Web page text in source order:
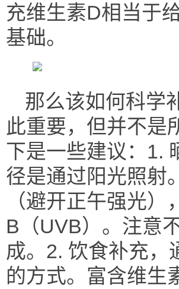
充维生素D相当于
基础。
那么该如何科学
此重要，但并不是
下是一些建议：1.
径是通过阳光照射
（避开正午强光
B（UVB）。注意
成。2. 饮食补充，
的方式。富含维生